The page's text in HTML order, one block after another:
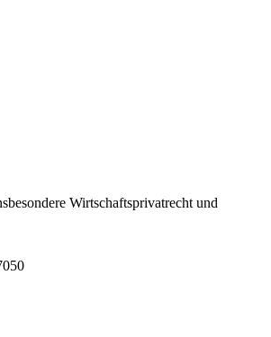
Wirtschaftsprivatrecht und